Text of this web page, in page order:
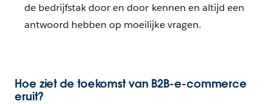
de bedrijfstak door en door kennen en altijd een
antwoord hebben op moeilijke vragen.
Hoe ziet de toekomst van B2B-e-commerce
eruit?